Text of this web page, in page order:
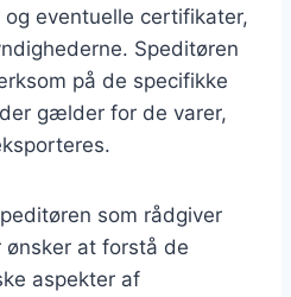
eventuelle certifikater,
Speditøren
på de specifikke
gælder for de varer,
som rådgiver
at forstå de
aspekter af